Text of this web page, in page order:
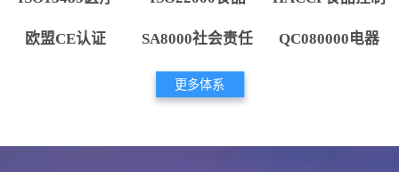
欧盟CE认证 SA8000社会责任 QC080000电器
更多体系